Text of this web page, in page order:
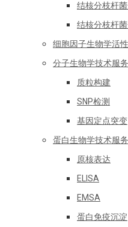
结核分枝杆
结核分枝杆
细胞因子生物学活
分子生物学技术服务
质粒构建
SNP检测
基因定点突变
蛋白生物学技术服务
原核表达
ELISA
EMSA
蛋白免疫沉淀